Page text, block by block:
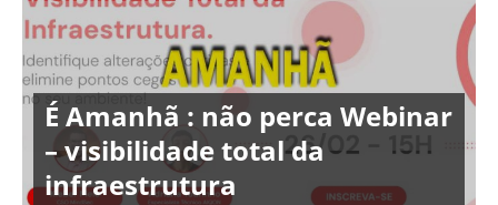
É Amanhã : não perca Webinar
– visibilidade total da
infraestrutura